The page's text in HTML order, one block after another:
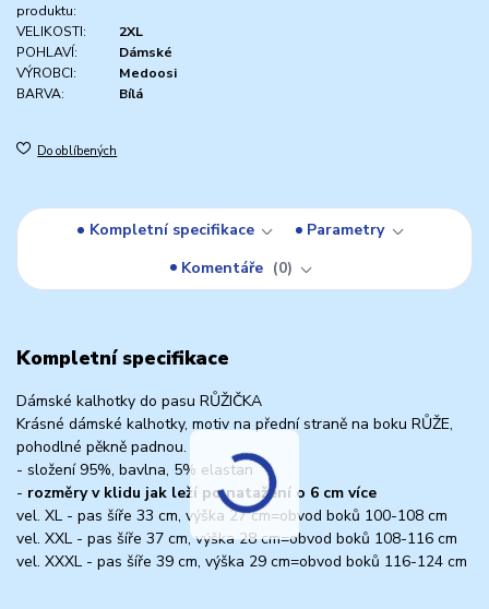
produktu:
VELIKOSTI:
2XL
POHLAVÍ:
Dámské
VÝROBCI:
Medoosi
BARVA:
Bílá
Do oblíbených
Kompletní specifikace
Parametry
Komentáře
0
Kompletní specifikace
Dámské kalhotky do pasu RŮŽIČKA
Krásné dámské kalhotky, motiv na přední straně na boku RŮŽE,
pohodlné pěkně padnou.
- složení 95%, bavlna, 5% elastan
- rozměry v klidu jak leží po natažení o 6 cm více
vel. XL - pas šíře 33 cm, výška 27 cm=obvod boků 100-108 cm
vel. XXL - pas šíře 37 cm, výška 28 cm=obvod boků 108-116 cm
vel. XXXL - pas šíře 39 cm, výška 29 cm=obvod boků 116-124 cm